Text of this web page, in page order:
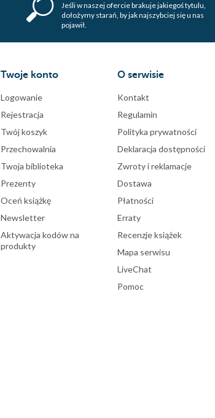
Jeśli w naszej ofercie brakuje jakiegoś tytulu,
dołożymy starań, by jak najszybciej się u nas
pojawił.
Twoje konto
Logowanie
Rejestracja
Twój koszyk
Przechowalnia
Twoja biblioteka
Prezenty
Oceń książkę
Newsletter
Aktywacja kodów na
produkty
O serwisie
Kontakt
Regulamin
Polityka prywatności
Deklaracja dostępności
Zwroty i reklamacje
Dostawa
Płatności
Erraty
Recenzje książek
Mapa serwisu
LiveChat
Pomoc